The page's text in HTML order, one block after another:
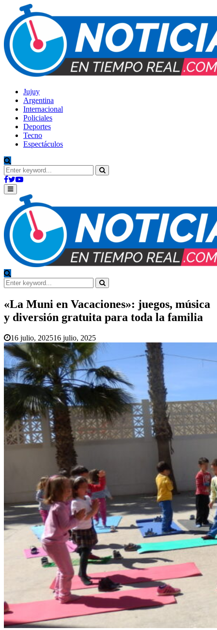
Jujuy
Argentina
Internacional
Policiales
Deportes
Tecno
Espectáculos
Search
for:
Search
Facebook
Twitter
Youtube
Primary
Menu
Search
for:
Search
«La Muni en Vacaciones»: juegos, música
y diversión gratuita para toda la familia
16 julio, 202516 julio, 2025